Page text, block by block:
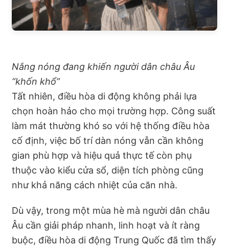
Nắng nóng đang khiến người dân châu Âu
“khốn khổ”
Tất nhiên, điều hòa di động không phải lựa
chọn hoàn hảo cho mọi trường hợp. Công suất
làm mát thường khó so với hệ thống điều hòa
cố định, việc bố trí dàn nóng vẫn cần không
gian phù hợp và hiệu quả thực tế còn phụ
thuộc vào kiểu cửa sổ, diện tích phòng cũng
như khả năng cách nhiệt của căn nhà.
Dù vậy, trong một mùa hè mà người dân châu
Âu cần giải pháp nhanh, linh hoạt và ít ràng
buộc, điều hòa di động Trung Quốc đã tìm thấy